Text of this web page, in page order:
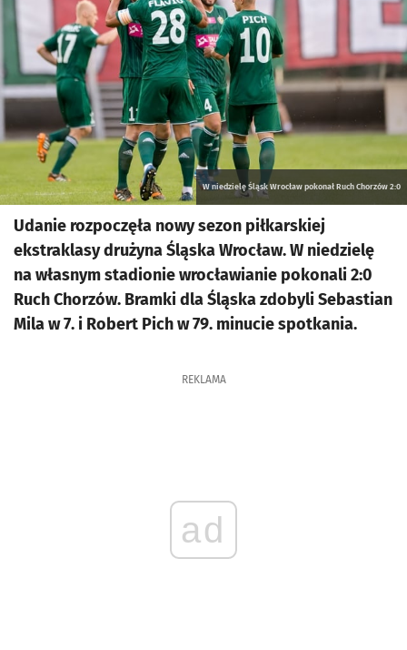
W niedzielę Śląsk Wrocław pokonał Ruch Chorzów 2:0
Udanie rozpoczęła nowy sezon piłkarskiej
ekstraklasy drużyna Śląska Wrocław. W niedzielę
na własnym stadionie wrocławianie pokonali 2:0
Ruch Chorzów. Bramki dla Śląska zdobyli Sebastian
Mila w 7. i Robert Pich w 79. minucie spotkania.
REKLAMA
ad